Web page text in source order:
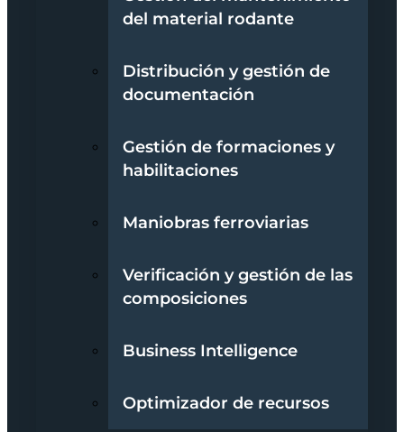
del material rodante
Distribución y gestión de
documentación
Gestión de formaciones y
habilitaciones
Maniobras ferroviarias
Verificación y gestión de las
composiciones
Business Intelligence
Optimizador de recursos